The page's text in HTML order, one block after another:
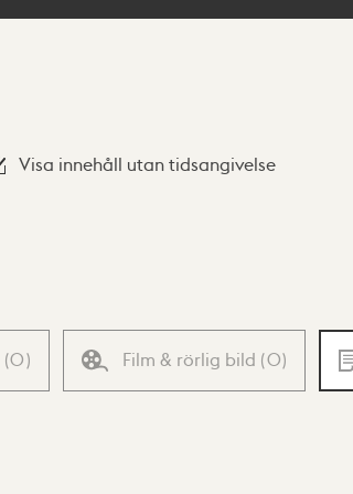
Visa innehåll utan tidsangivelse
(0) Film & rörlig bild (0)